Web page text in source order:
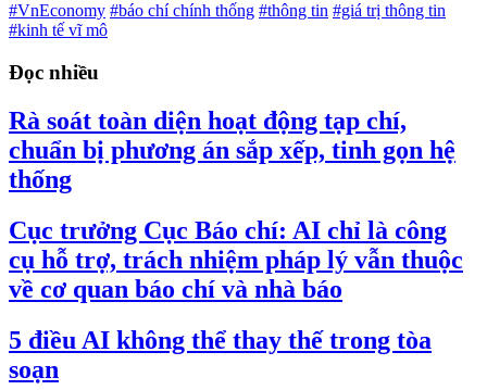
#VnEconomy #báo chí chính thống #thông tin #giá trị thông tin
#kinh tế vĩ mô
Đọc nhiều
Rà soát toàn diện hoạt động tạp chí,
chuẩn bị phương án sắp xếp, tinh gọn hệ
thống
Cục trưởng Cục Báo chí: AI chỉ là công
cụ hỗ trợ, trách nhiệm pháp lý vẫn thuộc
về cơ quan báo chí và nhà báo
5 điều AI không thể thay thế trong tòa
soạn